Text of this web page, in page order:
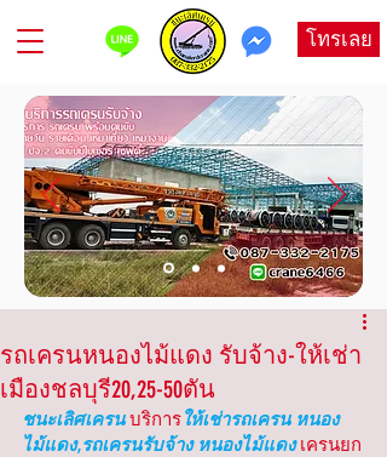
โทรเลย
รถเครนหนองไม้แดง รับจ้าง-ให้เช่า
เมืองชลบุรี20,25-50ตัน
ชนะเลิศเครน บริการให้เช่ารถเครน หนอง
ไม้แดง,รถเครนรับจ้าง หนองไม้แดง เครนยก